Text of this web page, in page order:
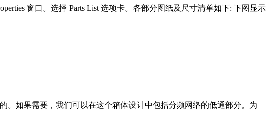
窗口。选择 Parts List 选项卡。各部分图纸及尺寸清单如下: 下图显示
。如果需要，我们可以在这个箱体设计中包括分频网络的低通部分。为